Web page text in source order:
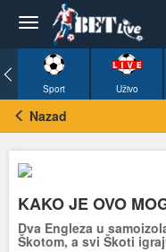
Sport Uživo
Nazad
KAKO JE OVO
Dva Engleza u
Škotom, a svi Škoti